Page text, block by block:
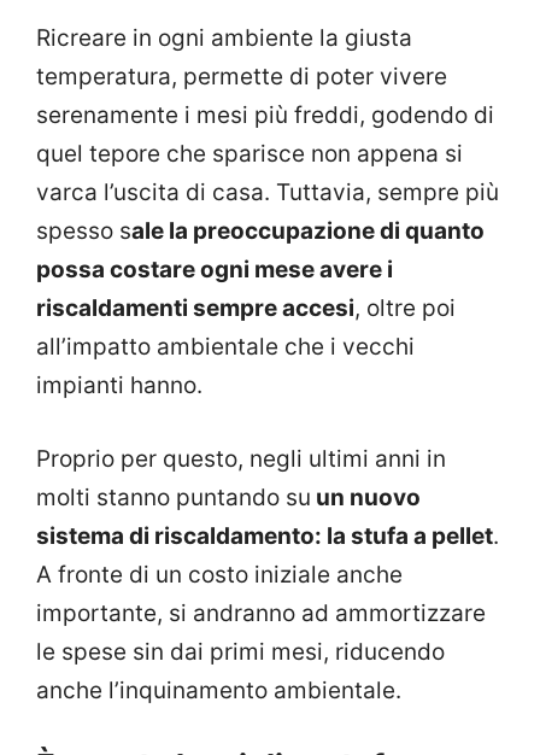
Ricreare in ogni ambiente la giusta
temperatura, permette di poter vivere
serenamente i mesi più freddi, godendo di
quel tepore che sparisce non appena si
varca l’uscita di casa. Tuttavia, sempre più
spesso sale la preoccupazione di quanto
possa costare ogni mese avere i
riscaldamenti sempre accesi, oltre poi
all’impatto ambientale che i vecchi
impianti hanno.
Proprio per questo, negli ultimi anni in
molti stanno puntando su un nuovo
sistema di riscaldamento: la stufa a pellet.
A fronte di un costo iniziale anche
importante, si andranno ad ammortizzare
le spese sin dai primi mesi, riducendo
anche l’inquinamento ambientale.